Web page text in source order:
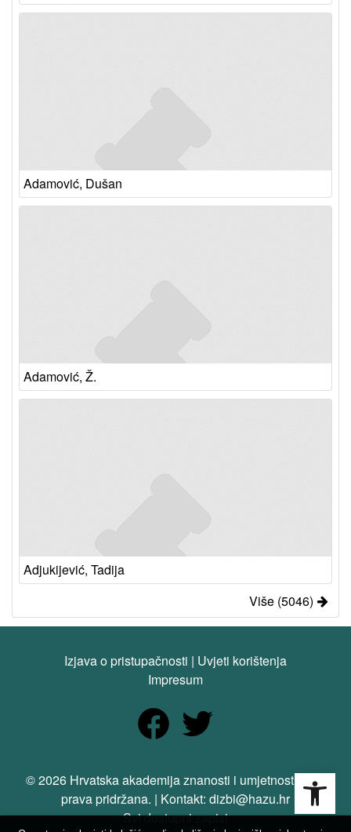
Adamović, Dušan
Adamović, Ž.
Adjukijević, Tadija
Više (5046)
Izjava o pristupačnosti | Uvjeti korištenja
Impresum
© 2026 Hrvatska akademija znanosti i umjetnosti. Sva
prava pridržana. | Kontakt: dizbi@hazu.hr
Svi dostupni zapisi